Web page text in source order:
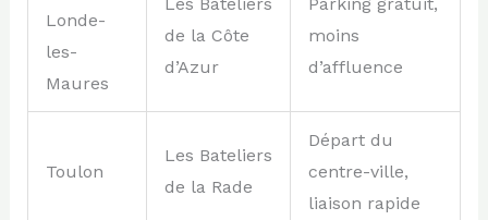
Londe-
les-
Maures
de la Côte
d’Azur
moins
d’affluence
Toulon
Les Bateliers
de la Rade
Départ du
centre-ville,
liaison rapide